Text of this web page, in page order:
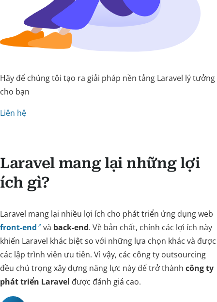
Hãy để chúng tôi tạo ra giải pháp nền tảng Laravel lý tưởng
cho bạn
Liên hệ
Laravel mang lại những lợi
ích gì?
Laravel mang lại nhiều lợi ích cho phát triển ứng dụng web
front-end
và back-end. Về bản chất, chính các lợi ích này
khiến Laravel khác biệt so với những lựa chọn khác và được
các lập trình viên ưu tiên. Vì vậy, các công ty outsourcing
đều chú trọng xây dựng năng lực này để trở thành công ty
phát triển Laravel được đánh giá cao.